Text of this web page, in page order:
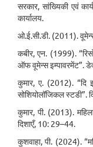
सरकार, सांख्यिकी एवं
कार्यालय.
ओ.ई.सी.डी. (2011).
कबीर, एन. (1999).
ऑफ वूमेन्स इम्पावरमेंट”.
कुमार, ए. (2012).
सोशियोलॉजिकल
कुमार, पी. (2013).
दिशाएँ, 10: 29–44.
कुशवाहा, पी. (2024).